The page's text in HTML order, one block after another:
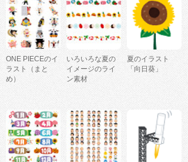
ONE PIECEのイ
ラスト（まと
め）
いろいろな夏の
イメージのライ
ン素材
夏のイラスト
「向日葵」